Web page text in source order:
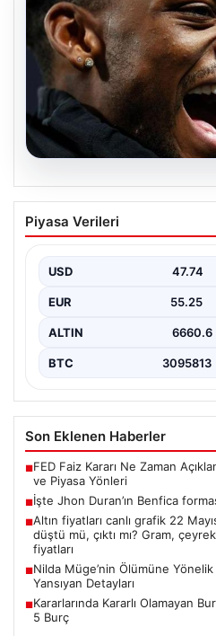
İşte Jhon Duran’ın
ilk golü
Piyasa Verileri
USD 47.74
EUR 55.25
ALTIN 6660.6
BTC 3095813
Son Eklenen Haberler
■FED Faiz Kararı Ne Zaman
ve Piyasa Yönleri
■İşte Jhon Duran’ın Benfica
■Altın fiyatları canlı grafik 22
düştü mü, çıktı mı? Gram,
fiyatları
■Nilda Müge’nin Ölümüne Yönelik
Yansıyan Detayları
■Kararlarında Kararlı Olamayan
5 Burç